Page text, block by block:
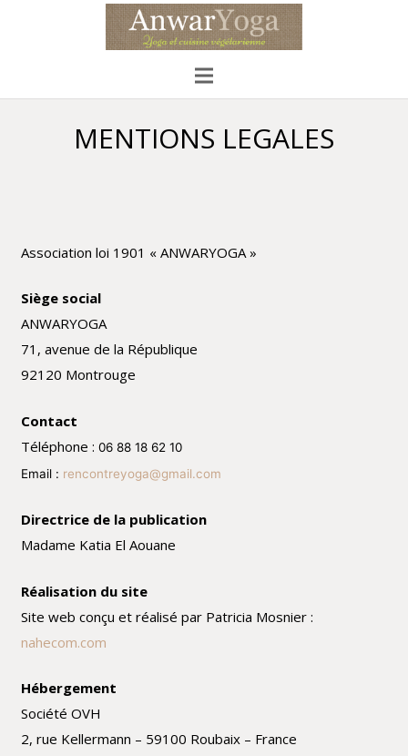
MENTIONS LEGALES
Association loi 1901 « ANWARYOGA »
Siège social
ANWARYOGA
71, avenue de la République
92120 Montrouge
Contact
Téléphone : 06 88 18 62 10
Email : rencontreyoga@gmail.com
Directrice de la publication
Madame Katia El Aouane
Réalisation du site
Site web conçu et réalisé par Patricia Mosnier :
nahecom.com
Hébergement
Société OVH
2, rue Kellermann – 59100 Roubaix – France